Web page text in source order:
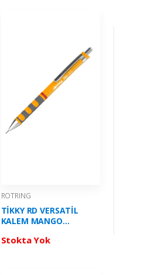
ROTRING
TİKKY RD VERSATİL
KALEM MANGO
2214583
Stokta Yok